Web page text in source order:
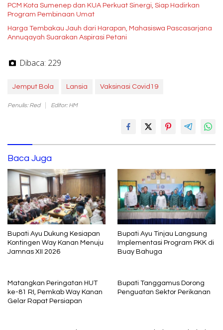
PCM Kota Sumenep dan KUA Perkuat Sinergi, Siap Hadirkan
Program Pembinaan Umat
Harga Tembakau Jauh dari Harapan, Mahasiswa Pascasarjana
Annuqayah Suarakan Aspirasi Petani
Dibaca: 229
Jemput Bola Lansia Vaksinasi Covid19
Penulis: Red Editor: HM
Baca Juga
Bupati Ayu Dukung Kesiapan
Kontingen Way Kanan Menuju
Jamnas XII 2026
Bupati Ayu Tinjau Langsung
Implementasi Program PKK di
Buay Bahuga
Matangkan Peringatan HUT
ke-81 RI, Pemkab Way Kanan
Gelar Rapat Persiapan
Bupati Tanggamus Dorong
Penguatan Sektor Perikanan